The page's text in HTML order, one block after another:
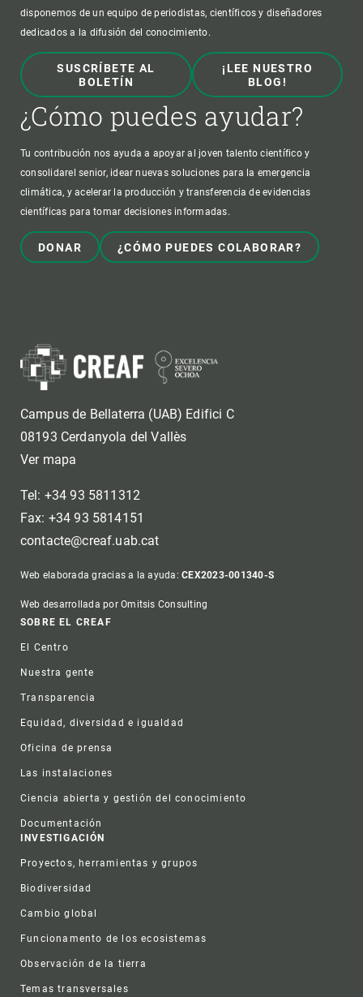
disponemos de un equipo de periodistas, científicos y diseñadores
dedicados a la difusión del conocimiento.
SUSCRÍBETE AL
BOLETÍN
¡LEE NUESTRO
BLOG!
¿Cómo puedes ayudar?
Tu contribución nos ayuda a apoyar al joven talento científico y
consolidarel senior, idear nuevas soluciones para la emergencia
climática, y acelerar la producción y transferencia de evidencias
científicas para tomar decisiones informadas.
DONAR ¿CÓMO PUEDES COLABORAR?
Campus de Bellaterra (UAB) Edifici C
08193 Cerdanyola del Vallès
Ver mapa
Tel: +34 93 5811312
Fax: +34 93 5814151
contacte@creaf.uab.cat
Web elaborada gracias a la ayuda:CEX2023-001340-S
Web desarrollada por Omitsis Consulting
Footer
SOBRE EL CREAF
El Centro
Nuestra gente
Transparencia
Equidad, diversidad e igualdad
Oficina de prensa
Las instalaciones
Ciencia abierta y gestión del conocimiento
Documentación
INVESTIGACIÓN
Proyectos, herramientas y grupos
Biodiversidad
Cambio global
Funcionamento de los ecosistemas
Observación de la tierra
Temas transversales